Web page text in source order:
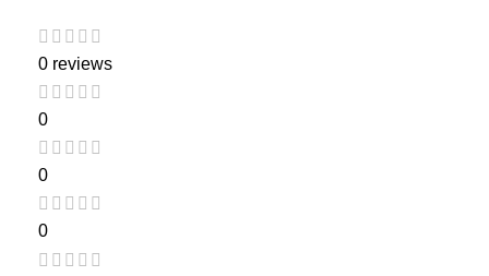
0 reviews
0
0
0